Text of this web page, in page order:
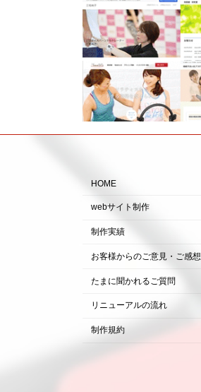
HOME
webサイト制作
制作実績
お客様からのご意見・ご感想
たまに聞かれるご質問
リニューアルの流れ
制作規約